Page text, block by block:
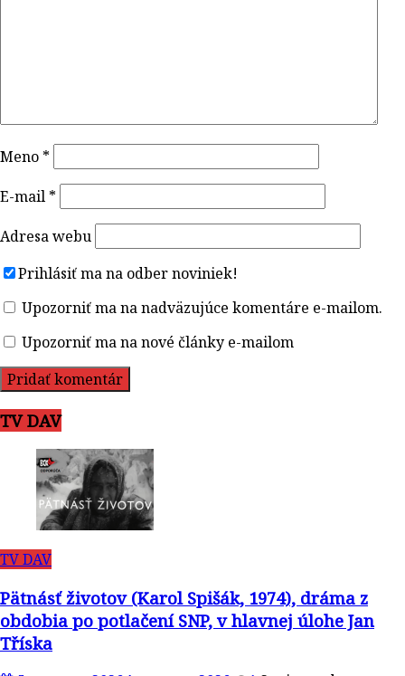
Meno *
E-mail *
Adresa webu
Prihlásiť ma na odber noviniek!
Upozorniť ma na nadväzujúce komentáre e-mailom.
Upozorniť ma na nové články e-mailom
TV DAV
TV DAV
Pätnásť životov (Karol Spišák, 1974), dráma z
obdobia po potlačení SNP, v hlavnej úlohe Jan
Tříska